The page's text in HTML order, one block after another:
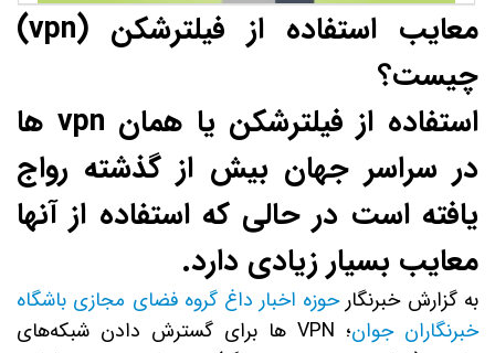
معایب استفاده از فیلترشکن (vpn)
چیست؟
استفاده از فیلترشکن یا همان vpn ها
در سراسر جهان بیش از گذشته رواج
یافته است در حالی که استفاده از آنها
معایب بسیار زیادی دارد.
به گزارش خبرنگارحوزه اخبار داغ گروه فضای مجازی باشگاه
خبرنگاران جوان
؛ VPN ها برای گسترش دادن شبکه‌های